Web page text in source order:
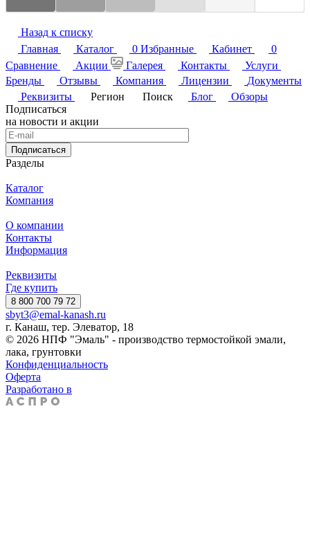
Назад к списку
Главная
Каталог 0 Избранные Кабинет
0
Сравнение
Акции Галерея Контакты
Услуги
Бренды
Отзывы Компания Лицензии
Документы
Реквизиты
Регион Поиск Блог
Обзоры
Подписаться
на новости и акции
Подписаться
Разделы
Каталог
Компания
О компании
Контакты
Информация
Реквизиты
Где купить
8 800 700 79 72
sbyt3@emal-kanash.ru
г. Канаш, тер. Элеватор, 18
© 2026 НПФ "Эмаль" - производство термостойкой эмали,
лака, грунтовки
Конфиденциальность
Оферта
Разработано в